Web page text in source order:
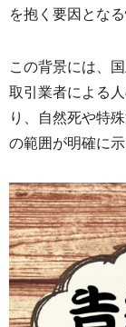
を抱く要因とな
この背景には、
取引業者による
り、 自然死や特
の範囲が明確に